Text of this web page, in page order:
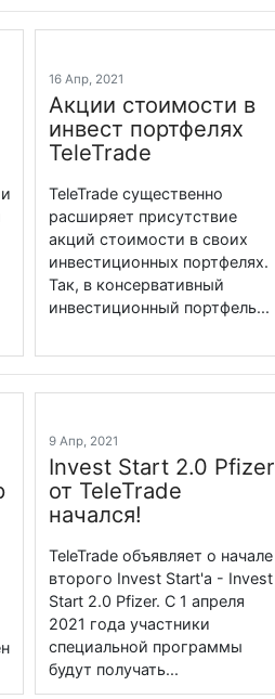
16 Апр, 2021
Акции стоимости в
инвест портфелях
TeleTrade
TeleTrade существенно
расширяет присутствие
акций стоимости в своих
инвестиционных портфелях.
Так, в консервативный
инвестиционный портфель...
9 Апр, 2021
Invest Start 2.0 Pfizer
от TeleTrade
начался!
TeleTrade объявляет о начале
второго Invest Start'a - Invest
Start 2.0 Pfizer. С 1 апреля
2021 года участники
специальной программы
будут получать...